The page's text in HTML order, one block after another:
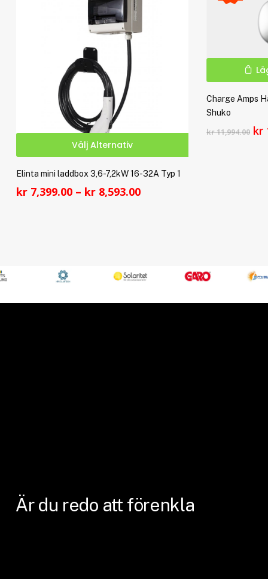
Välj Alternativ
väljas
Elinta mini laddbox 3,6-7,2kW 16-32A Typ 1
kr7,399.00 – kr8,593.00Prisintervall:
Charge Amps
Shuko
kr11,994.00 kr
Ärdu redo att förenkla